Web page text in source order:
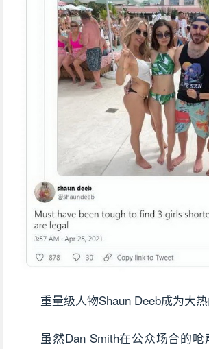
重量级人物Shaun Deeb成为大
虽然Dan Smith在公众场合的